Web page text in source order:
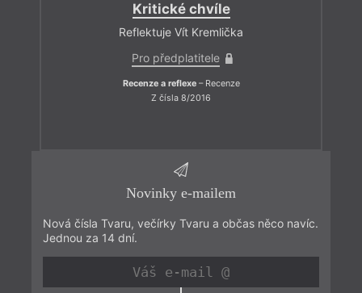
Kritické chvíle
Reflektuje Vít Kremlička
Pro předplatitele
Recenze a reflexe– Recenze
Z čísla 8/2016
Novinky e-mailem
Nová čísla Tvaru, večírky Tvaru a občas něco navíc.
Jednou za 14 dní.